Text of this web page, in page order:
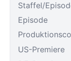
Staffel/
Episode
US-Premiere